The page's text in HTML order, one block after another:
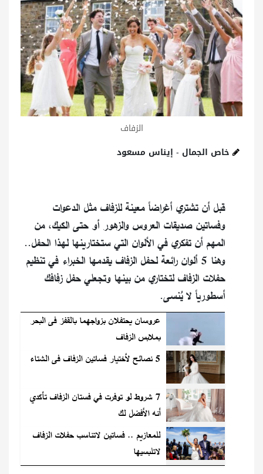
الزفاف
خاص الجمال - إيناس مسعود
قبل أن تشتري أغراضاً معينة للزفاف مثل الدعوات
وفساتين صديقات العروس والزهور أو حتى الكيك، من
المهم أن تفكري في الألوان التي ستختارينها لهذا الحفل..
وهنا 5 ألوان رائعة لحفل الزفاف يقدمها الخبراء في تنظيم
حفلات الزفاف لتختاري من بينها وتجعلي حفل زفافك
أسطورياً لا يُنسى.
عروسان يحتفلان بزواجهما بالقفز فى البحر
بملابس الزفاف
5 نصائح لأختيار فساتين الزفاف فى الشتاء
7 شروط لو توفرت في فستان الزفاف تأكدي
أنه الأفضل لك
للمعازيم .. فساتين لاتناسب حفلات الزفاف
لاتلبسيها